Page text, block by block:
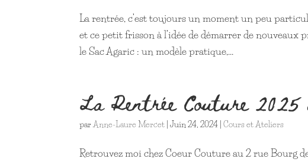
La rentrée, c’est toujours un moment un peu
et ce petit frisson à l’idée de démarrer de nouveaux
le Sac Agaric : un modèle pratique,...
La Rentrée Couture
parAnne-Laure Mercet |Juin 24, 2024 |Cours et Ateliers
Retrouvez moi chez Coeur Couture au 2 rue Bourg